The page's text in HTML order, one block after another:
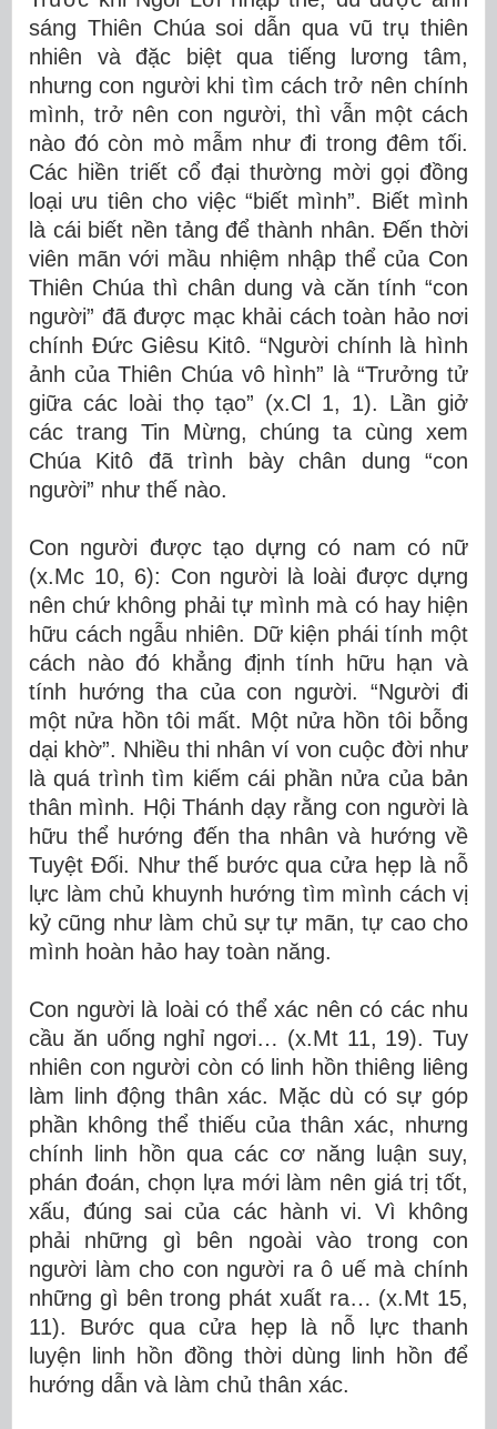
sáng Thiên Chúa soi dẫn qua vũ trụ thiên
nhiên và đặc biệt qua tiếng lương tâm,
nhưng con người khi tìm cách trở nên chính
mình, trở nên con người, thì vẫn một cách
nào đó còn mò mẫm như đi trong đêm tối.
Các hiền triết cổ đại thường mời gọi đồng
loại ưu tiên cho việc “biết mình”. Biết mình
là cái biết nền tảng để thành nhân. Đến thời
viên mãn với mầu nhiệm nhập thể của Con
Thiên Chúa thì chân dung và căn tính “con
người” đã được mạc khải cách toàn hảo nơi
chính Đức Giêsu Kitô. “Người chính là hình
ảnh của Thiên Chúa vô hình” là “Trưởng tử
giữa các loài thọ tạo” (x.Cl 1, 1). Lần giở
các trang Tin Mừng, chúng ta cùng xem
Chúa Kitô đã trình bày chân dung “con
người” như thế nào.
Con người được tạo dựng có nam có nữ
(x.Mc 10, 6): Con người là loài được dựng
nên chứ không phải tự mình mà có hay hiện
hữu cách ngẫu nhiên. Dữ kiện phái tính một
cách nào đó khẳng định tính hữu hạn và
tính hướng tha của con người. “Người đi
một nửa hồn tôi mất. Một nửa hồn tôi bỗng
dại khờ”. Nhiều thi nhân ví von cuộc đời như
là quá trình tìm kiếm cái phần nửa của bản
thân mình. Hội Thánh dạy rằng con người là
hữu thể hướng đến tha nhân và hướng về
Tuyệt Đối. Như thế bước qua cửa hẹp là nỗ
lực làm chủ khuynh hướng tìm mình cách vị
kỷ cũng như làm chủ sự tự mãn, tự cao cho
mình hoàn hảo hay toàn năng.
Con người là loài có thể xác nên có các nhu
cầu ăn uống nghỉ ngơi… (x.Mt 11, 19). Tuy
nhiên con người còn có linh hồn thiêng liêng
làm linh động thân xác. Mặc dù có sự góp
phần không thể thiếu của thân xác, nhưng
chính linh hồn qua các cơ năng luận suy,
phán đoán, chọn lựa mới làm nên giá trị tốt,
xấu, đúng sai của các hành vi. Vì không
phải những gì bên ngoài vào trong con
người làm cho con người ra ô uế mà chính
những gì bên trong phát xuất ra… (x.Mt 15,
11). Bước qua cửa hẹp là nỗ lực thanh
luyện linh hồn đồng thời dùng linh hồn để
hướng dẫn và làm chủ thân xác.